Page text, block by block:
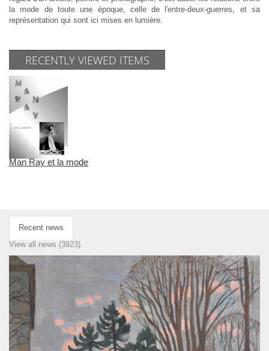
la mode de toute une époque, celle de l'entre-deux-guerres, et sa
représentation qui sont ici mises en lumière.
RECENTLY VIEWED ITEMS
Man Ray et la mode
Recent news
View all news (3923)